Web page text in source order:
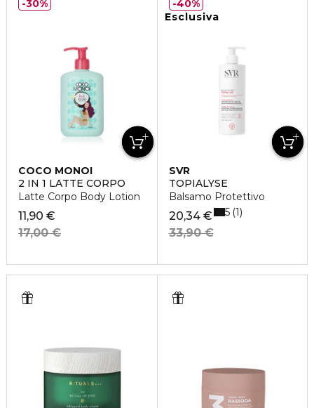
COCO MONOI
2 IN 1 LATTE CORPO
Latte Corpo Body Lotion
11,90 €
17,00 €
30%
Esclusiva
SVR
TOPIALYSE
Balsamo Protettivo
20,34 €
33,90 €
5 1
40%